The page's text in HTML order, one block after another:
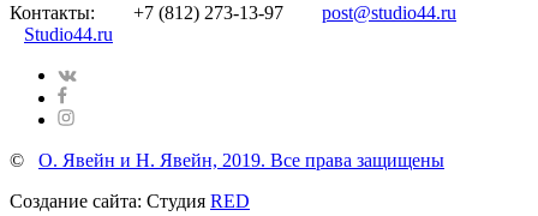
Контакты: +7 (812) 273-13-97
post@studio44.ru
Studio44.ru
©
О. Явейн и Н. Явейн, 2019. Все права защищены
Создание сайта: Студия RED